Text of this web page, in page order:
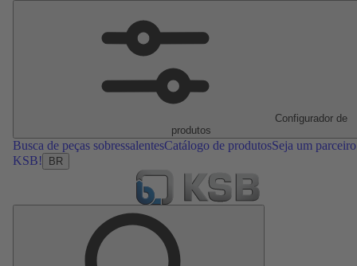
Configurador de
produtos
Busca de peças sobressalentesCatálogo de produtosSeja um parceiro
KSB!
BR